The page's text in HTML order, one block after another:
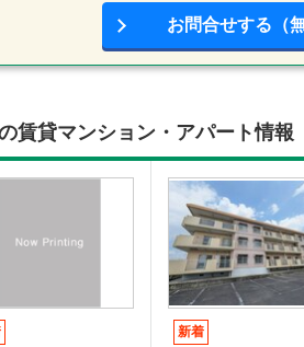
お問合せする（無
賃貸マンション・アパート情報
新着